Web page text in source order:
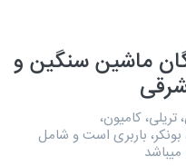
ماشین سنگین و
کامیون،
کانتینر، کفی، 10 تن، بونکر، باربری است و شامل